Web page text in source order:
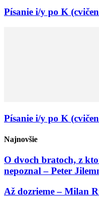
Písanie i/y po K
Písanie i/y po K
Najnovšie
O dvoch bratoch, z
nepoznal – Peter
Až dozrieme – Milan